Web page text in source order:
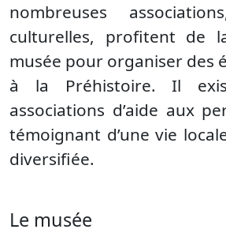
nombreuses
culturelles, profitent de
musée pour organiser des
à la Préhistoire. Il
associations d’aide aux
témoignant d’une vie
diversifiée.
Le musée